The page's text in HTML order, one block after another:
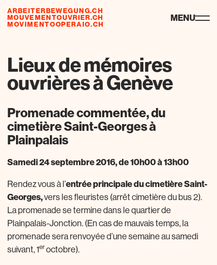
ARBEITERBEWEGUNG.CH
MOUVEMENTOUVRIER.CH
MOVIMENTOOPERAIO.CH
ressources MENU
Lieux de mémoires
ouvrières à Genève
Promenade commentée, du
cimetière Saint-Georges à
Plainpalais
Samedi 24 septembre 2016, de 10h00 à 13h00
Rendez vous à l’entrée principale du cimetière Saint-
Georges,vers les fleuristes (arrêt cimetière du bus 2).
La promenade se termine dans le quartier de
Plainpalais-Jonction. (En cas de mauvais temps, la
promenade sera renvoyée d’une semaine au samedi
suivant, 1eroctobre).